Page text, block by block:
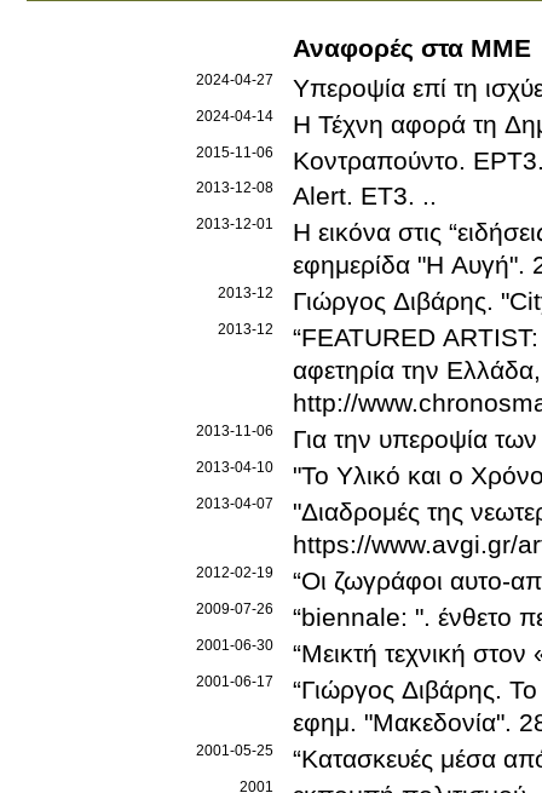
Αναφορές στα ΜΜΕ
2024-04-27 Υπεροψία επί τη
2024-04-14 Η Τέχνη αφορά τη
2015-11-06 Κοντραπούντο ΕΡΤ3
2013-12-08 Alert. ΕΤ3. ..
2013-12-01
Η εικόνα στις
εφημερίδα "Η Αυγή".
2013-12 Γιώργος Διβάρης.
2013-12
“FEATURED
αφετηρία την
http://
2013-11-06 Για την υπεροψία
2013-04-10 "Το Υλικό και ο
2013-04-07
"Διαδρομές της
https://www.avgi.gr/
2012-02-19 “Οι ζωγράφοι αυτο-
2009-07-26 “biennale: ". ένθετο
2001-06-30 “Μεικτή τεχνική
2001-06-17
“Γιώργος Διβάρης. Το
εφημ. "Μακεδονία".
2001-05-25 “Κατασκευές μέσα
2001